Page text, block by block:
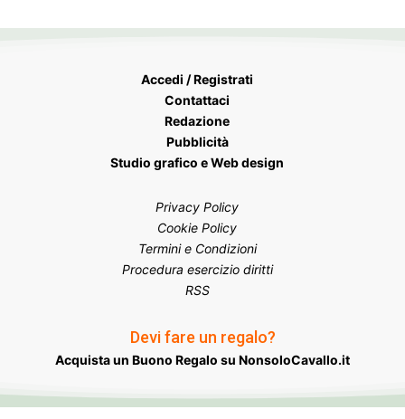
Accedi / Registrati
Contattaci
Redazione
Pubblicità
Studio grafico e Web design
Privacy Policy
Cookie Policy
Termini e Condizioni
Procedura esercizio diritti
RSS
Devi fare un regalo?
Acquista un Buono Regalo su NonsoloCavallo.it